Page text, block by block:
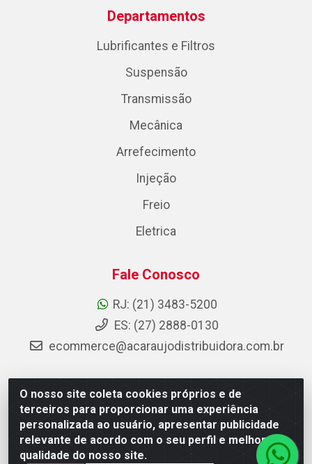
O nosso site coleta cookies próprios e de
terceiros para proporcionar uma experiência
personalizada ao usuário, apresentar publicidade
relevante de acordo com o seu perfil e melhorar a
qualidade do nosso site.
Departamentos
Lubrificantes e Filtros
Suspensão
Transmissão
Mecânica
Arrefecimento
Injeção
Freio
Eletrica
Fale Conosco
RJ: (21) 3483-5200
ES: (27) 2888-0130
ecommerce@acaraujodistribuidora.com.br
AC Araujo Distribuidora - Rua Carneiro de Campos, 42 -
São Cristóvão, Rio de Janeiro/RJ - CEP 20.920-410 -
CNPJ 08.744.753/0003-85